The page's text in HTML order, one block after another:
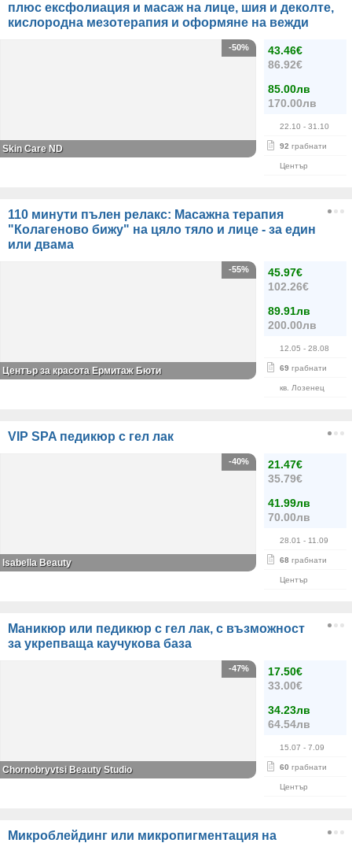
плюс ексфолиация и масаж на лице, шия и деколте,
кислородна мезотерапия и оформяне на вежди
43.46€
86.92€
85.00лв
170.00лв
22.10 - 31.10
92 грабнати
Център
-50%
Skin Care ND
110 минути пълен релакс: Масажна терапия
"Колагеново бижу" на цяло тяло и лице - за един
или двама
45.97€
102.26€
89.91лв
200.00лв
12.05 - 28.08
69 грабнати
кв. Лозенец
-55%
Център за красота Ермитаж Бюти
VIP SPA педикюр с гел лак
21.47€
35.79€
41.99лв
70.00лв
28.01 - 11.09
68 грабнати
Център
-40%
Isabella Beauty
Маникюр или педикюр с гел лак, с възможност
за укрепваща каучукова база
17.50€
33.00€
34.23лв
64.54лв
15.07 - 7.09
60 грабнати
Център
-47%
Chornobryvtsi Beauty Studio
Микроблейдинг или микропигментация на